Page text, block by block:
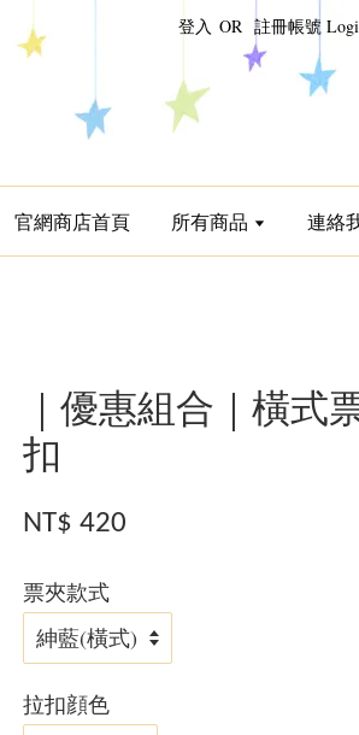
登入 OR 註冊帳號
官網商店首頁 所有商品 連絡
｜優惠組合｜橫式
扣
NT$ 420
票夾款式
拉扣顔色